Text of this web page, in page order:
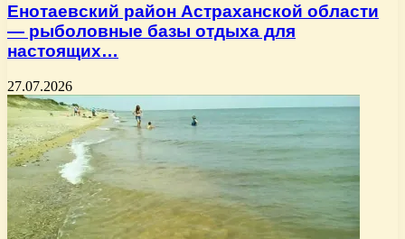
Енотаевский район Астраханской области
— рыболовные базы отдыха для
настоящих…
27.07.2026